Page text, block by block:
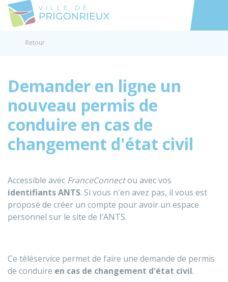
Accéder
Retour
Demander en ligne un
nouveau permis de
conduire en cas de
changement d'état civil
Accessible avec FranceConnectou avec vos
identifiantsANTS. Si vous n'en avez pas, il vous est
proposé de créer un compte pour avoir un espace
personnel sur le site de l'ANTS.
Ce téléservice permet de faire une demande de permis
de conduire en cas de changement d'état civil.